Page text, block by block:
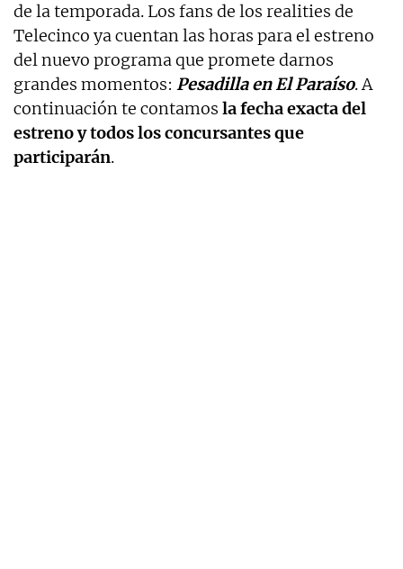
de la temporada. Los fans de los realities de
Telecinco ya cuentan las horas para el estreno
del nuevo programa que promete darnos
grandes momentos: Pesadilla en El Paraíso. A
continuación te contamos la fecha exacta del
estreno y todos los concursantes que
participarán.